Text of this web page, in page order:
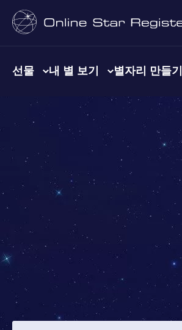
선물 내 별 보기 별자리 만들기